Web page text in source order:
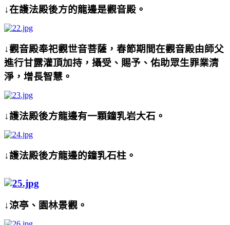
↓在護法殿後方的龍邊是觀音殿。
↓觀音殿奉祀觀世音菩薩，春節期間在觀音殿由師父
進行甘露灌頂加持，攝受、賜予、佑助眾生罪業清
淨，增長智慧。
↓護法殿後方龍邊有一顆鐘乳岩大石。
↓護法殿後方龍邊的鐘乳石柱。
↓涼亭、園林景觀。